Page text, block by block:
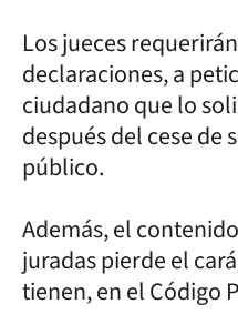
Los jueces
declaraciones, a
ciudadano que lo
después del cese de
público.
Además, el
juradas pierde el
tienen, en el Código